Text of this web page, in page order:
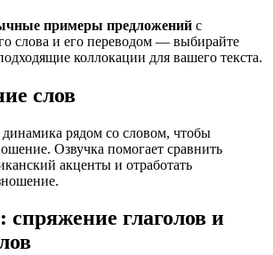
примеры предложений с
слова и его переводом — выбирайте
коллокации для вашего текста.
слов
рядом со словом, чтобы
Озвучка помогает сравнить
акценты и отработать
спряжение глаголов и